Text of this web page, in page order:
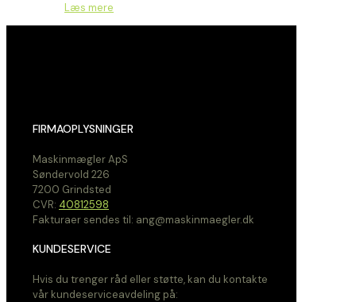
Læs mere
FIRMAOPLYSNINGER
Maskinmægler ApS
Søndervold 226
7200 Grindsted
CVR: 40812598
Fakturaer sendes til: ang@maskinmaegler.dk
KUNDESERVICE
Hvis du trenger råd eller støtte, kan du kontakte
vår kundeserviceavdeling på: